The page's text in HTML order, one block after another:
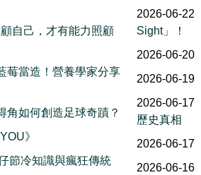
自己，才有能力照顧
莓當造！營養學家分享
角如何創造足球奇蹟？
》
節冷知識與瘋狂傳統
2026-06-22
Sight」！
2026-06-20
2026-06-19
2026-06-17
歷史真相
2026-06-17
2026-06-16